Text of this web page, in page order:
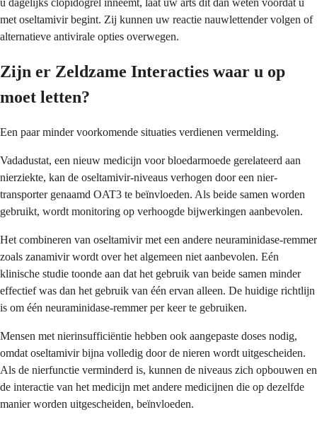
met oseltamivir begint. Zij kunnen uw reactie nauwlettender volgen of
alternatieve antivirale opties overwegen.
Zijn er Zeldzame Interacties waar u op
moet letten?
Een paar minder voorkomende situaties verdienen vermelding.
Vadadustat, een nieuw medicijn voor bloedarmoede gerelateerd aan
nierziekte, kan de oseltamivir-niveaus verhogen door een nier-
transporter genaamd OAT3 te beïnvloeden. Als beide samen worden
gebruikt, wordt monitoring op verhoogde bijwerkingen aanbevolen.
Het combineren van oseltamivir met een andere neuraminidase-remmer
zoals zanamivir wordt over het algemeen niet aanbevolen. Eén
klinische studie toonde aan dat het gebruik van beide samen minder
effectief was dan het gebruik van één ervan alleen. De huidige richtlijn
is om één neuraminidase-remmer per keer te gebruiken.
Mensen met nierinsufficiëntie hebben ook aangepaste doses nodig,
omdat oseltamivir bijna volledig door de nieren wordt uitgescheiden.
Als de nierfunctie verminderd is, kunnen de niveaus zich opbouwen en
de interactie van het medicijn met andere medicijnen die op dezelfde
manier worden uitgescheiden, beïnvloeden.